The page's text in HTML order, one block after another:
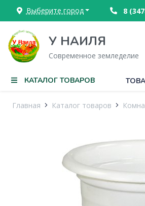
Выберите город 8
У НАИЛЯ
Современное земледелие
КАТАЛОГ ТОВАРОВ
Главная Каталог товаров